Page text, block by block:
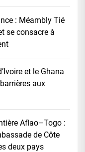
: Méambly Tié
se consacre à
et le Ghana
aux
Aflao–Togo :
de Côte
deux pays